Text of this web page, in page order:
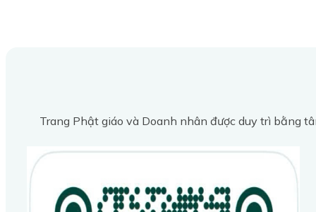
Trang Phật giáo và Doanh nhân được duy trì bằng